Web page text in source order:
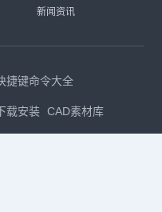
新闻资讯
捷键命令大全
载安装 CAD素材库